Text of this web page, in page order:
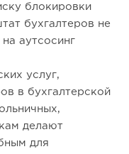
блокировки
бухгалтеров не
аутсосинг
услуг,
в бухгалтерской
делают
для